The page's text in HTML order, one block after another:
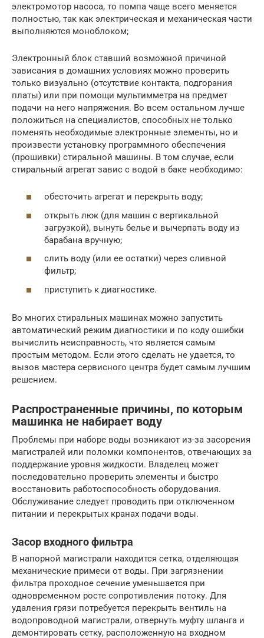
электромотор насоса, то помпа чаще всего меняется
полностью, так как электрическая и механическая части
выполняются моноблоком;
Электронный блок ставший возможной причиной
зависания в домашних условиях можно проверить
только визуально (отсутствие контакта, подгорания
платы) или при помощи мультимметра на предмет
подачи на него напряжения. Во всем остальном лучше
положиться на специалистов, способных не только
поменять необходимые электронные элементы, но и
произвести установку программного обеспечения
(прошивки) стиральной машины. В том случае, если
стиральный агрегат завис с водой в баке необходимо:
обесточить агрегат и перекрыть воду;
открыть люк (для машин с вертикальной
загрузкой), вынуть белье и вычерпать воду из
барабана вручную;
слить воду (или ее остатки) через сливной
фильтр;
приступить к диагностике.
Во многих стиральных машинах можно запустить
автоматический режим диагностики и по коду ошибки
вычислить неисправность, что является самым
простым методом. Если этого сделать не удается, то
вызов мастера сервисного центра будет самым лучшим
решением.
Распространенные причины, по которым
машинка не набирает воду
Проблемы при наборе воды возникают из-за засорения
магистралей или поломки компонентов, отвечающих за
поддержание уровня жидкости. Владелец может
последовательно проверить элементы и быстро
восстановить работоспособность оборудования.
Обслуживание следует проводить при отключенном
питании и перекрытых кранах подачи воды.
Засор входного фильтра
В напорной магистрали находится сетка, отделяющая
механические примеси от воды. При загрязнении
фильтра проходное сечение уменьшается при
одновременном росте сопротивления потоку. Для
удаления грязи потребуется перекрыть вентиль на
водопроводной магистрали, отвернуть муфту шланга и
демонтировать сетку, расположенную на входном